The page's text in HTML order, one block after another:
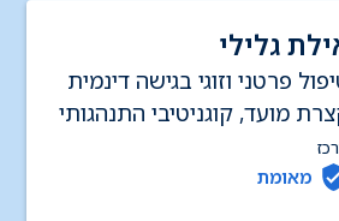
גלילי
פרטני וזוגי בגישה דינמית
מועד, קוגניטיבי התנהגותי
מאומת